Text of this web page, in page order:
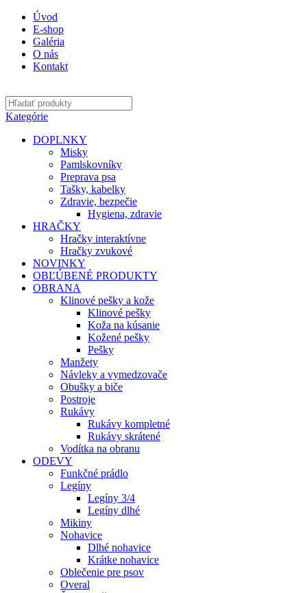
Úvod
E-shop
Galéria
O nás
Kontakt
Kategórie
DOPLNKY
Misky
Pamlskovníky
Preprava psa
Tašky, kabelky
Zdravie, bezpečie
Hygiena, zdravie
HRAČKY
Hračky interaktívne
Hračky zvukové
NOVINKY
OBĽÚBENÉ PRODUKTY
OBRANA
Klinové pešky a kože
Klinové pešky
Koža na kúsanie
Kožené pešky
Pešky
Manžety
Návleky a vymedzovače
Obušky a biče
Postroje
Rukávy
Rukávy kompletné
Rukávy skrátené
Vodítka na obranu
ODEVY
Funkčné prádlo
Legíny
Legíny 3/4
Legíny dlhé
Mikiny
Nohavice
Dlhé nohavice
Krátke nohavice
Oblečenie pre psov
Overal